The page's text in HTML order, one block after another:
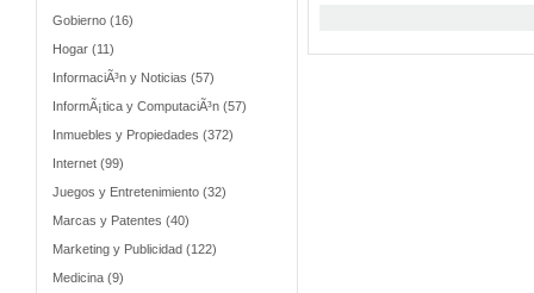
Gobierno (16)
Hogar (11)
InformaciÃ³n y Noticias (57)
InformÃ¡tica y ComputaciÃ³n (57)
Inmuebles y Propiedades (372)
Internet (99)
Juegos y Entretenimiento (32)
Marcas y Patentes (40)
Marketing y Publicidad (122)
Medicina (9)